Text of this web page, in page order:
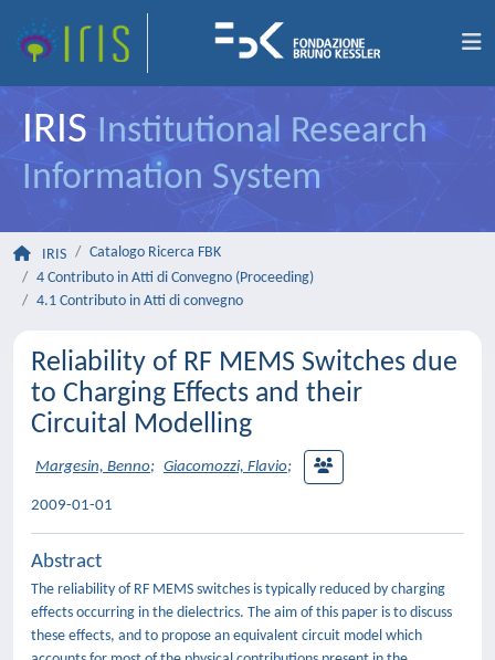
IRIS Institutional Research
Information System
IRIS
Catalogo Ricerca FBK
4 Contributo in Atti di Convegno (Proceeding)
4.1 Contributo in Atti di convegno
Reliability of RF MEMS Switches due
to Charging Effects and their
Circuital Modelling
Margesin, Benno; Giacomozzi, Flavio;
2009-01-01
Abstract
The reliability of RF MEMS switches is typically reduced by charging
effects occurring in the dielectrics. The aim of this paper is to discuss
these effects, and to propose an equivalent circuit model which